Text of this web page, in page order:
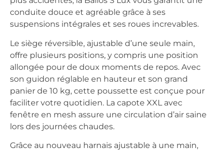
conduite douce et agréable grâce à ses
suspensions intégrales et ses roues increvables.
Le siège réversible, ajustable d’une seule main,
offre plusieurs positions, y compris une position
allongée pour de doux moments de repos. Avec
son guidon réglable en hauteur et son grand
panier de 10 kg, cette poussette est conçue pour
faciliter votre quotidien. La capote XXL avec
fenêtre en mesh assure une circulation d’air saine
lors des journées chaudes.
Grâce au nouveau harnais ajustable à une main,